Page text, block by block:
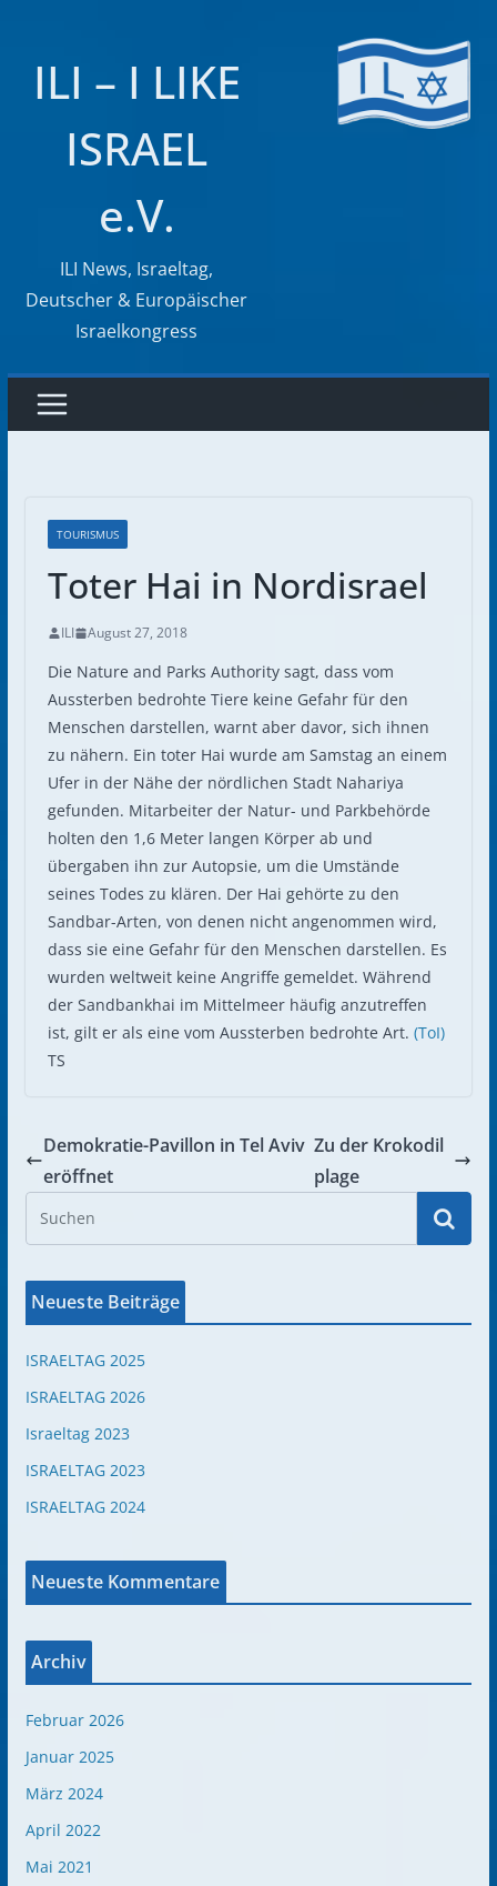
ILI – I LIKE
ISRAEL
e.V.
ILI News, Israeltag,
Deutscher & Europäischer
Israelkongress
TOURISMUS
Toter Hai in Nordisrael
ILI August 27, 2018
Die Nature and Parks Authority sagt, dass vom
Aussterben bedrohte Tiere keine Gefahr für den
Menschen darstellen, warnt aber davor, sich ihnen
zu nähern. Ein toter Hai wurde am Samstag an einem
Ufer in der Nähe der nördlichen Stadt Nahariya
gefunden. Mitarbeiter der Natur- und Parkbehörde
holten den 1,6 Meter langen Körper ab und
übergaben ihn zur Autopsie, um die Umstände
seines Todes zu klären. Der Hai gehörte zu den
Sandbar-Arten, von denen nicht angenommen wird,
dass sie eine Gefahr für den Menschen darstellen. Es
wurden weltweit keine Angriffe gemeldet. Während
der Sandbankhai im Mittelmeer häufig anzutreffen
ist, gilt er als eine vom Aussterben bedrohte Art. (ToI)
TS
Demokratie-Pavillon in Tel Aviv
eröffnet
Zu der Krokodil
plage
Neueste Beiträge
ISRAELTAG 2025
ISRAELTAG 2026
Israeltag 2023
ISRAELTAG 2023
ISRAELTAG 2024
Neueste Kommentare
Archiv
Februar 2026
Januar 2025
März 2024
April 2022
Mai 2021